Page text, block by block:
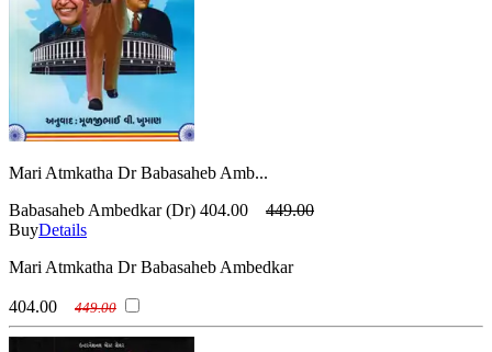
Mari Atmkatha Dr Babasaheb Amb...
Babasaheb Ambedkar (Dr) 404.00
449.00
BuyDetails
Mari Atmkatha Dr Babasaheb Ambedkar
404.00 449.00